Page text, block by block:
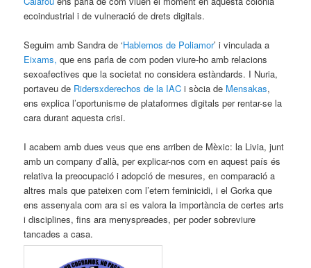
ecoindustrial i de vulneració de drets digitals.
Seguim amb Sandra de ‘Hablemos de Poliamor’ i vinculada a
Eixams, que ens parla de com poden viure-ho amb relacions
sexoafectives que la societat no considera estàndards. I Nuria,
portaveu de Ridersxderechos de la IAC i sòcia de Mensakas,
ens explica l’oportunisme de plataformes digitals per rentar-se la
cara durant aquesta crisi.
I acabem amb dues veus que ens arriben de Mèxic: la Livia, junt
amb un company d’allà, per explicar-nos com en aquest país és
relativa la preocupació i adopció de mesures, en comparació a
altres mals que pateixen com l’etern feminicidi, i el Gorka que
ens assenyala com ara si es valora la importància de certes arts
i disciplines, fins ara menyspreades, per poder sobreviure
tancades a casa.